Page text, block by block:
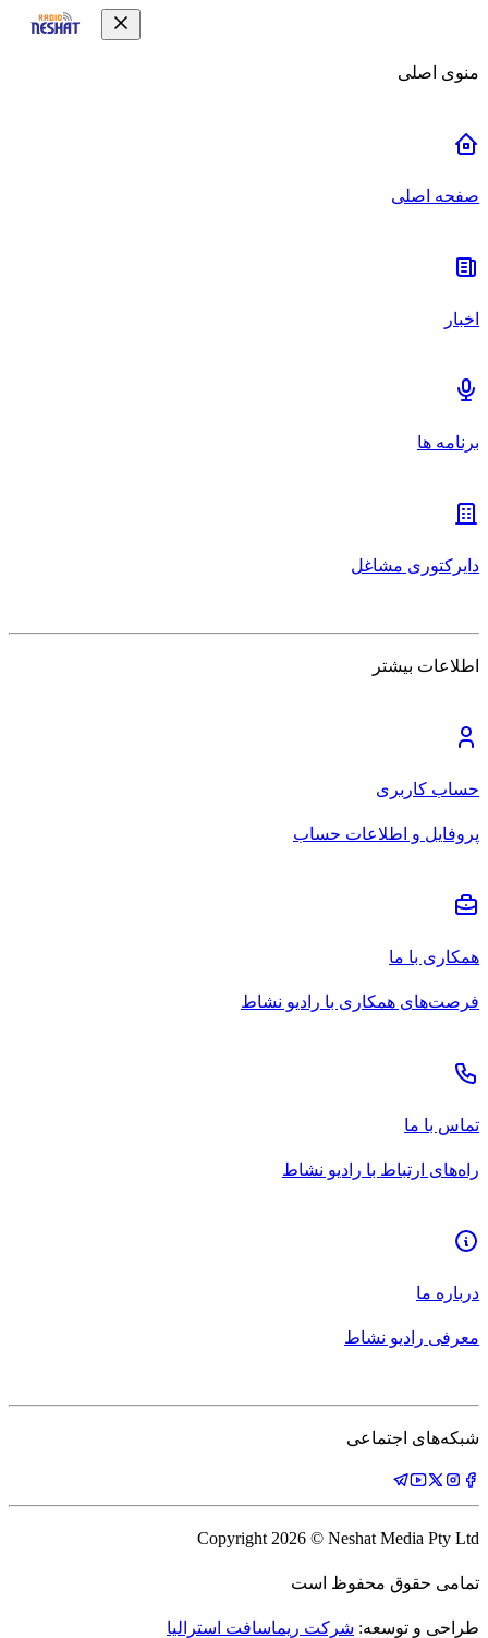
منوی اصلی
صفحه اصلی
اخبار
برنامه ها
دایرکتوری مشاغل
اطلاعات بیشتر
حساب کاربری
پروفایل و اطلاعات حساب
همکاری با ما
فرصت‌های همکاری با رادیو نشاط
تماس با ما
راه‌های ارتباط با رادیو نشاط
درباره ما
معرفی رادیو نشاط
شبکه‌های اجتماعی
Copyright 2026 © Neshat Media Pty Ltd
تمامی حقوق محفوظ است
طراحی و توسعه: شرکت ریماسافت استرالیا